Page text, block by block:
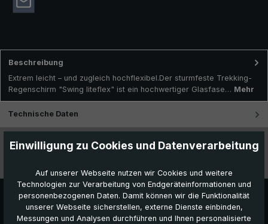
Beschreibung
Extrem leicht – und zugleich hochflexibel.Der sturmfeste Trekking-
Regenschirm "Swing liteflex" ist ein hochwertiger Glasfase… Mehr
Technische Daten
Besonderheiten
Einwilligung zu Cookies und Datenverarbeitung
Auf unserer Webseite nutzen wir Cookies und weitere
Technologien zur Verarbeitung von Endgeräteinformationen und
personenbezogenen Daten. Damit können wir die Funktionalität
unserer Webseite sicherstellen, externe Dienste einbinden,
Messungen und Analysen durchführen und Ihnen personalisierte